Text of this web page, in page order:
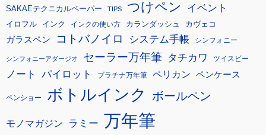
SAKAEテクニカルペーパー TIPS つけペン イベント
イロフル インク インクの使い方 カランダッシュ カヴェコ
ガラスペン コトバノイロ システム手帳 シンフォニー
シンフォニーアダージオ セーラー万年筆 タチカワ ツイスビー
ノート パイロット プラチナ万年筆 ペリカン ペンケース
ペンショー ボトルインク ボールペン
モノマガジン ラミー 万年筆